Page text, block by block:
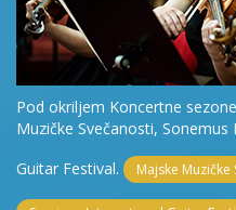
Pod okriljem Koncertne
Muzičke Svečanosti,
Guitar Festival.
Majske Muzičke